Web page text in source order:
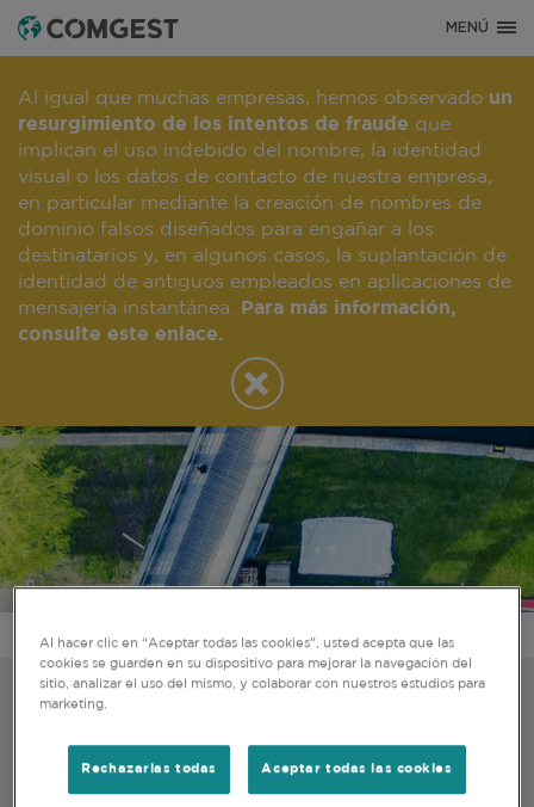
MENÚ
TALENTO,
AUTONOMÍA,
IMAGINACIÓN
Al igual que muchas empresas, hemos observado un
resurgimiento de los intentos de fraude que
implican el uso indebido del nombre, la identidad
visual o los datos de contacto de nuestra empresa,
en particular mediante la creación de nombres de
dominio falsos diseñados para engañar a los
destinatarios y, en algunos casos, la suplantación de
identidad de antiguos empleados en aplicaciones de
mensajería instantánea.
Para más información,
consulte este enlace.
Al hacer clic en “Aceptar todas las cookies”, usted acepta que las
cookies se guarden en su dispositivo para mejorar la navegación del
sitio, analizar el uso del mismo, y colaborar con nuestros estudios para
marketing.
Rechazarlas todas Aceptar todas las cookies